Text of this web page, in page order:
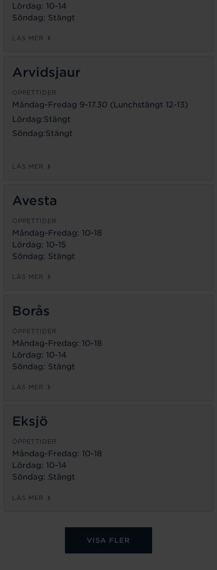
Lördag: 10-14
Söndag: Stängt
LÄS MER
Arvidsjaur
ÖPPETTIDER
Måndag-Fredag 9-17.30 (Lunchstängt 12-13)
Lördag:Stängt
Söndag:Stängt
LÄS MER
Avesta
ÖPPETTIDER
Måndag-Fredag: 10-18
Lördag: 10-15
Söndag: Stängt
LÄS MER
Borås
ÖPPETTIDER
Måndag-Fredag: 10-18
Lördag: 10-14
Söndag: Stängt
LÄS MER
Eksjö
ÖPPETTIDER
Måndag-Fredag: 10-18
Lördag: 10-14
Söndag: Stängt
LÄS MER
VISA FLER